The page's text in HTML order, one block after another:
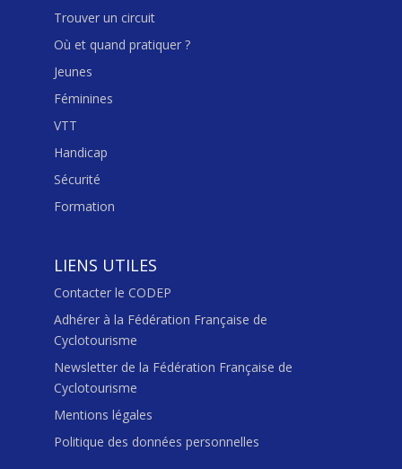
Trouver un circuit
Où et quand pratiquer ?
Jeunes
Féminines
VTT
Handicap
Sécurité
Formation
LIENS UTILES
Contacter le CODEP
Adhérer à la Fédération Française de
Cyclotourisme
Newsletter de la Fédération Française de
Cyclotourisme
Mentions légales
Politique des données personnelles